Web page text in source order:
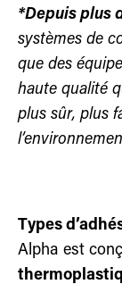
*Depuis plus
systèmes de
que des
haute qualité
plus sûr, plus
Types
Alpha est